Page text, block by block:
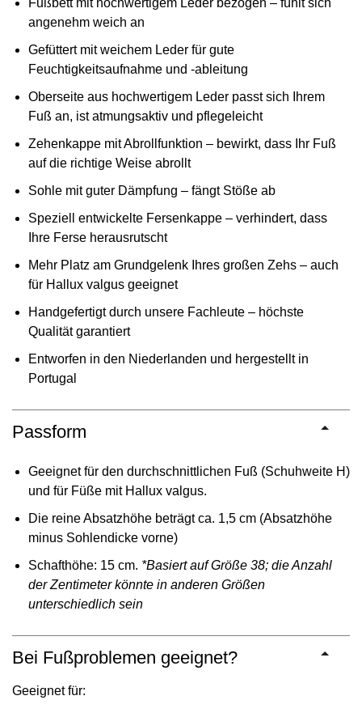
angenehm weich an
Gefüttert mit weichem Leder für gute
Feuchtigkeitsaufnahme und -ableitung
Oberseite aus hochwertigem Leder passt sich Ihrem
Fuß an, ist atmungsaktiv und pflegeleicht
Zehenkappe mit Abrollfunktion – bewirkt, dass Ihr Fuß
auf die richtige Weise abrollt
Sohle mit guter Dämpfung – fängt Stöße ab
Speziell entwickelte Fersenkappe – verhindert, dass
Ihre Ferse herausrutscht
Mehr Platz am Grundgelenk Ihres großen Zehs – auch
für Hallux valgus geeignet
Handgefertigt durch unsere Fachleute – höchste
Qualität garantiert
Entworfen in den Niederlanden und hergestellt in
Portugal
Passform
Geeignet für den durchschnittlichen Fuß (Schuhweite H)
und für Füße mit Hallux valgus.
Die reine Absatzhöhe beträgt ca. 1,5 cm (Absatzhöhe
minus Sohlendicke vorne)
Schafthöhe: 15 cm. *Basiert auf Größe 38; die Anzahl
der Zentimeter könnte in anderen Größen
unterschiedlich sein
Bei Fußproblemen geeignet?
Geeignet für: